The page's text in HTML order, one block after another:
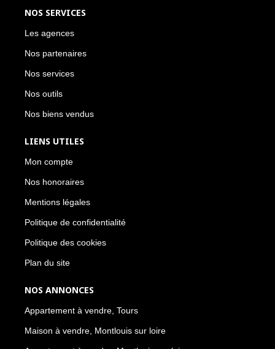
NOS SERVICES
Les agences
Nos partenaires
Nos services
Nos outils
Nos biens vendus
LIENS UTILES
Mon compte
Nos honoraires
Mentions légales
Politique de confidentialité
Politique des cookies
Plan du site
NOS ANNONCES
Appartement à vendre, Tours
Maison à vendre, Montlouis sur loire